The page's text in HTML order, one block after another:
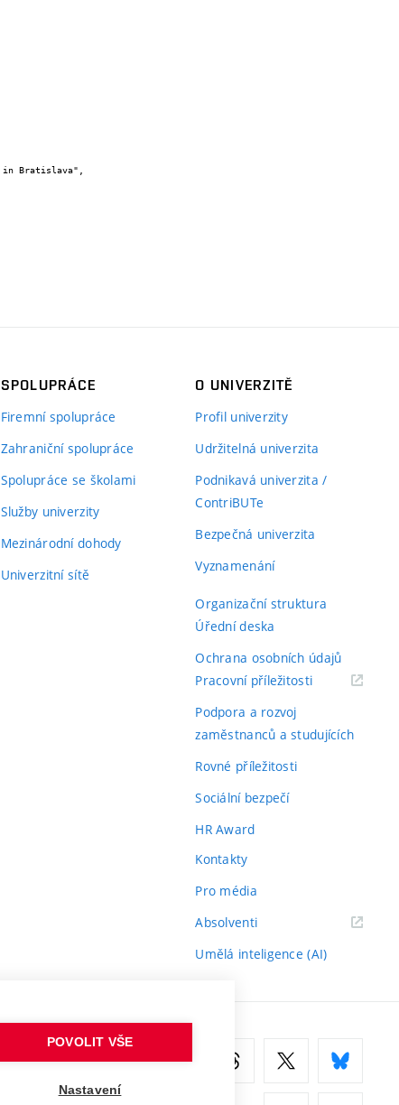
SPOLUPRÁCE
Firemní spolupráce
Zahraniční spolupráce
Spolupráce se školami
Služby univerzity
Mezinárodní dohody
Univerzitní sítě
O UNIVERZITĚ
Profil univerzity
Udržitelná univerzita
Podnikavá univerzita /
ContriBUTe
Bezpečná univerzita
Vyznamenání
Organizační struktura
Úřední deska
Ochrana osobních údajů
Pracovní příležitosti(externí
Podpora a rozvoj
zaměstnanců a studujících
Rovné příležitosti
Sociální bezpečí
HR Award
Kontakty
Pro média
Absolventi(externí
Umělá inteligence (AI)
POVOLIT VŠE
Nastavení